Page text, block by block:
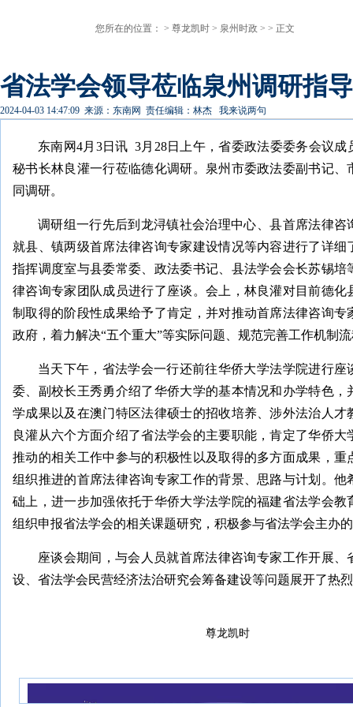
您所在的位置： > 尊龙凯时 > 泉州时政 > > 正文
省法学会领导莅临泉州调研指
2024-04-03 14:47:09 来源：东南网 责任编辑：林杰 我来说两句
东南网4月3日讯 3月28日上午，省委政法委委务会议成
秘书长林良灌一行莅临德化调研。泉州市委政法委副书记、
同调研。
调研组一行先后到龙浔镇社会治理中心、县首席法律咨
就县、镇两级首席法律咨询专家建设情况等内容进行了详细
指挥调度室与县委常委、政法委书记、县法学会会长苏锡培
律咨询专家团队成员进行了座谈。会上，林良灌对目前德化
制取得的阶段性成果给予了肯定，并对推动首席法律咨询专
政府，着力解决“五个重大”等实际问题、规范完善工作机制
当天下午，省法学会一行还前往华侨大学法学院进行座
委、副校长王秀勇介绍了华侨大学的基本情况和办学特色，
学成果以及在澳门特区法律硕士的招收培养、涉外法治人才
良灌从六个方面介绍了省法学会的主要职能，肯定了华侨
推动的相关工作中参与的积极性以及取得的多方面成果，重
组织推进的首席法律咨询专家工作的背景、思路与计划。他
础上，进一步加强依托于华侨大学法学院的福建省法学会教
组织申报省法学会的相关课题研究，积极参与省法学会主办
座谈会期间，与会人员就首席法律咨询专家工作开展、
设、省法学会民营经济法治研究会筹备建设等问题展开了热
尊龙凯时